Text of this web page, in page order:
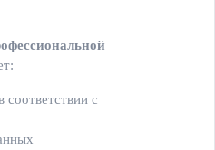
соответствии с